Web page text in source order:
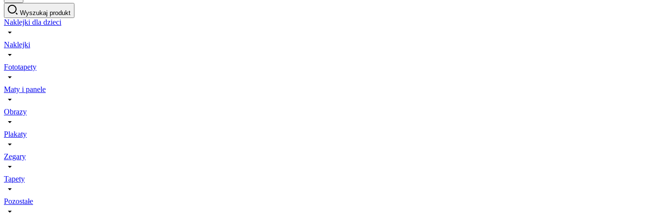
Wyszukaj produkt
Naklejki dla dzieci
Naklejki
Fototapety
Maty i panele
Obrazy
Plakaty
Zegary
Tapety
Pozostałe